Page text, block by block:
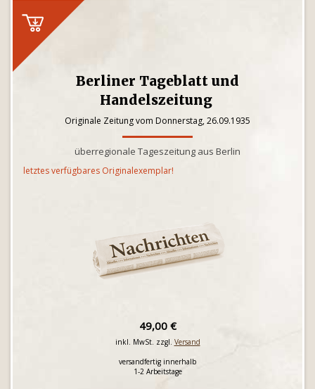
Berliner Tageblatt und
Handelszeitung
Originale Zeitung vom Donnerstag, 26.09.1935
überregionale Tageszeitung aus Berlin
letztes verfügbares Originalexemplar!
49,00 €
inkl. MwSt. zzgl. Versand
versandfertig innerhalb
1-2 Arbeitstage